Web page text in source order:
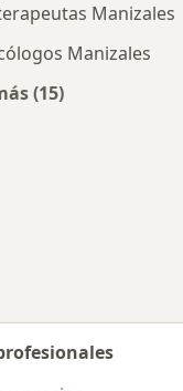
Manizales
Manizales
(15)